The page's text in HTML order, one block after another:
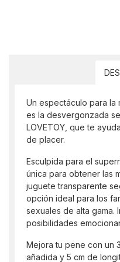
Un espectáculo para la
es la desvergonzada
LOVETOY, que te
de placer.
Esculpida para el
única para obtener las
juguete transparente
opción ideal para los
sexuales de alta gama.
posibilidades
Mejora tu pene con un
añadida y 5 cm de